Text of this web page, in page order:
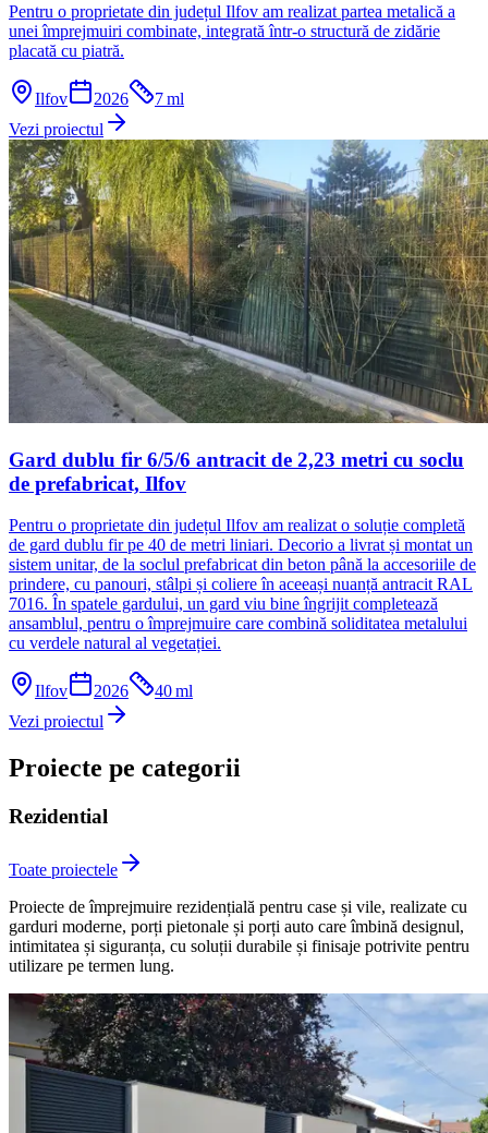
Pentru o proprietate din județul Ilfov am realizat partea metalică a
unei împrejmuiri combinate, integrată într-o structură de zidărie
placată cu piatră.
Ilfov 2026 7ml
Vezi proiectul
Gard dublu fir 6/5/6 antracit de 2,23 metri cu soclu
de prefabricat, Ilfov
Pentru o proprietate din județul Ilfov am realizat o soluție completă
de gard dublu fir pe 40 de metri liniari. Decorio a livrat și montat un
sistem unitar, de la soclul prefabricat din beton până la accesoriile de
prindere, cu panouri, stâlpi și coliere în aceeași nuanță antracit RAL
7016. În spatele gardului, un gard viu bine îngrijit completează
ansamblul, pentru o împrejmuire care combină soliditatea metalului
cu verdele natural al vegetației.
Ilfov 2026 40ml
Vezi proiectul
Proiecte pe categorii
Rezidential
Toate proiectele
Proiecte de împrejmuire rezidențială pentru case și vile, realizate cu
garduri moderne, porți pietonale și porți auto care îmbină designul,
intimitatea și siguranța, cu soluții durabile și finisaje potrivite pentru
utilizare pe termen lung.